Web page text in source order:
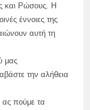
και Ρώσους. Η
έννοιες της
αυτή τη
μας
την αλήθεια
πούμε τα